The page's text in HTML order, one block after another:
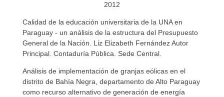
2012
Calidad de la educación universitaria de la UNA en
Paraguay - un análisis de la estructura del Presupuesto
General de la Nación. Liz Elizabeth Fernández Autor
Principal. Contaduría Pública. Sede Central.
Análisis de implementación de granjas eólicas en el
distrito de Bahía Negra, departamento de Alto Paraguay
como recurso alternativo de generación de energía